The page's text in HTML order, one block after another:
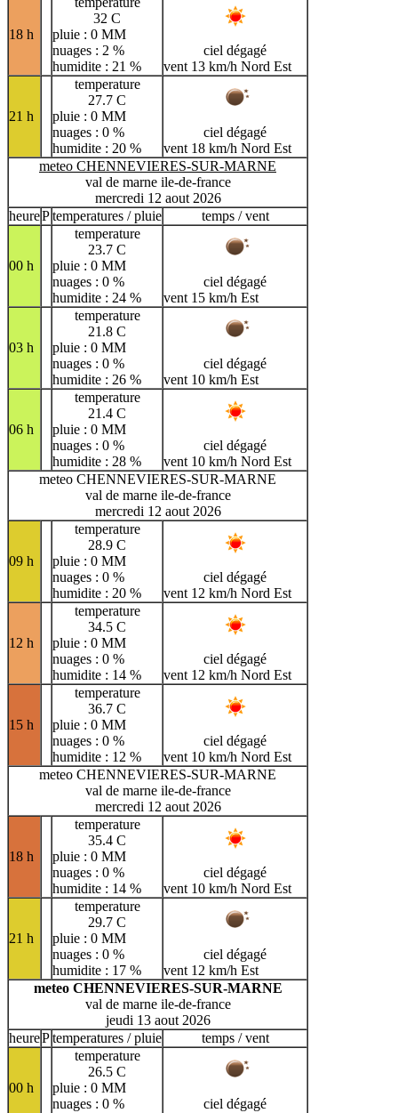
18 h
32 C
pluie : 0 MM
nuages : 2 %
humidite : 21 %
ciel dégagé
vent 13 km/h Nord Est
21 h
temperature
27.7 C
pluie : 0 MM
nuages : 0 %
humidite : 20 %
ciel dégagé
vent 18 km/h Nord Est
meteo CHENNEVIERES-SUR-MARNE
val de marne ile-de-france
mercredi 12 aout 2026
heurePtemperatures / pluie temps / vent
00 h
temperature
23.7 C
pluie : 0 MM
nuages : 0 %
humidite : 24 %
ciel dégagé
vent 15 km/h Est
03 h
temperature
21.8 C
pluie : 0 MM
nuages : 0 %
humidite : 26 %
ciel dégagé
vent 10 km/h Est
06 h
temperature
21.4 C
pluie : 0 MM
nuages : 0 %
humidite : 28 %
ciel dégagé
vent 10 km/h Nord Est
meteo CHENNEVIERES-SUR-MARNE
val de marne ile-de-france
mercredi 12 aout 2026
09 h
temperature
28.9 C
pluie : 0 MM
nuages : 0 %
humidite : 20 %
ciel dégagé
vent 12 km/h Nord Est
12 h
temperature
34.5 C
pluie : 0 MM
nuages : 0 %
humidite : 14 %
ciel dégagé
vent 12 km/h Nord Est
15 h
temperature
36.7 C
pluie : 0 MM
nuages : 0 %
humidite : 12 %
ciel dégagé
vent 10 km/h Nord Est
meteo CHENNEVIERES-SUR-MARNE
val de marne ile-de-france
mercredi 12 aout 2026
18 h
temperature
35.4 C
pluie : 0 MM
nuages : 0 %
humidite : 14 %
ciel dégagé
vent 10 km/h Nord Est
21 h
temperature
29.7 C
pluie : 0 MM
nuages : 0 %
humidite : 17 %
ciel dégagé
vent 12 km/h Est
meteo CHENNEVIERES-SUR-MARNE
val de marne ile-de-france
jeudi 13 aout 2026
heurePtemperatures / pluie temps / vent
00 h
temperature
26.5 C
pluie : 0 MM
nuages : 0 %
ciel dégagé